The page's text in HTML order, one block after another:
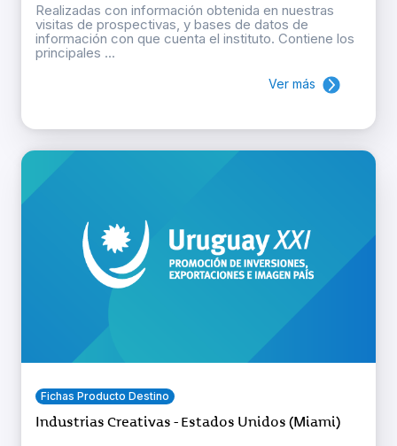
Realizadas con información obtenida en nuestras
visitas de prospectivas, y bases de datos de
información con que cuenta el instituto. Contiene los
principales ...
Ver más
Fichas Producto Destino
Industrias Creativas - Estados Unidos (Miami)